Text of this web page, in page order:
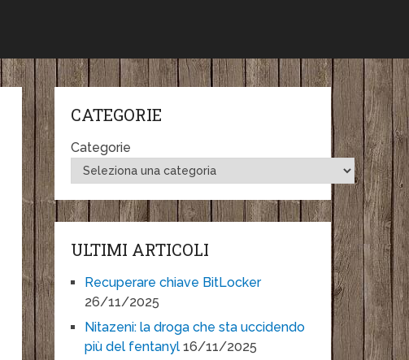
CATEGORIE
Categorie
ULTIMI ARTICOLI
Recuperare chiave BitLocker
26/11/2025
Nitazeni: la droga che sta uccidendo
più del fentanyl 16/11/2025